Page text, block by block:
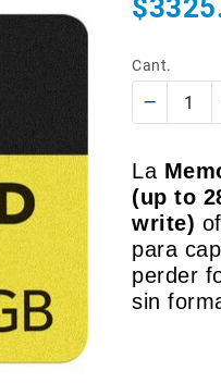
Cant.
La
(up to
write)
para
perder
sin